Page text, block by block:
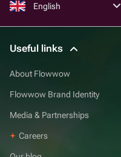
English
Useful links
About Flowwow
Flowwow Brand Identity
Media & Partnerships
Careers